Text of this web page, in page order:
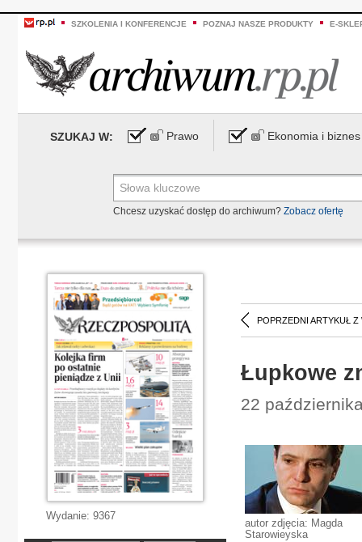
SZKOLENIA I KONFERENCJE POZNAJ NASZE PRODUKTY E-
SZUKAJ W: Prawo Ekonomia i biznes
Chcesz uzyskać dostęp do archiwum? Zobacz ofertę
POPRZEDNI ARTYKUŁ Z
Łupkowe
22
autor zdjęcia: Magda
Starowieyska
Wydanie: 9367